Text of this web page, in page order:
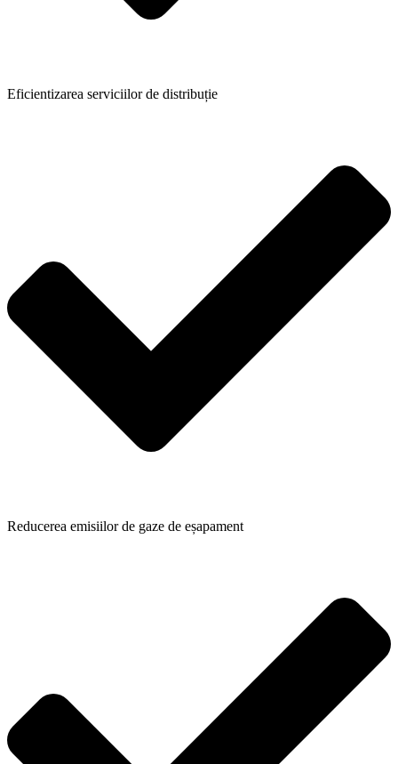
Eficientizarea serviciilor de distribuție
Reducerea emisiilor de gaze de eșapament